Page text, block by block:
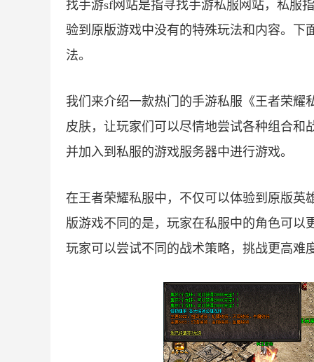
找手游sf网站是指寻找手游私服网站，私服
验到原版游戏中没有的特殊玩法和内容。下
法。
我们来介绍一款热门的手游私服《王者荣
皮肤，让玩家们可以尽情地尝试各种组合
并加入到私服的游戏服务器中进行游戏。
在王者荣耀私服中，不仅可以体验到原版英
版游戏不同的是，玩家在私服中的角色可
玩家可以尝试不同的战术策略，挑战更高难